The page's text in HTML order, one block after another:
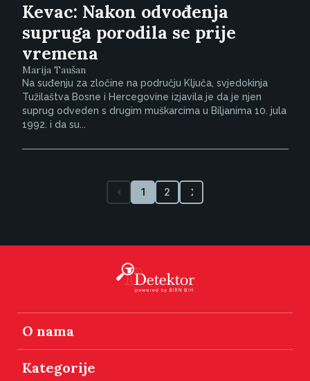
Kevac: Nakon odvođenja
supruga porodila se prije
vremena
Marija Taušan
Na suđenju za zločine na području Ključa, svjedokinja
Tužilaštva Bosne i Hercegovine izjavila je da je njen
suprug odveden s drugim muškarcima u Biljanima 10. jula
1992. i da su...
1 2
O nama
Kategorije